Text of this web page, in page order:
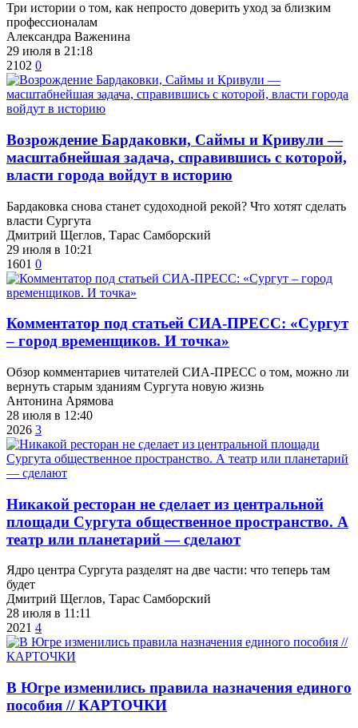
Три истории о том, как непросто доверить уход за близким
профессионалам
Александра Важенина
29 июля в 21:18
2102 0
Возрождение Бардаковки, Саймы и Кривули —
масштабнейшая задача, справившись с которой,
власти города войдут в историю
​Бардаковка снова станет судоходной рекой? Что хотят сделать
власти Сургута
Дмитрий Щеглов, Тарас Самборский
29 июля в 10:21
1601 0
​Комментатор под статьей СИА-ПРЕСС: «Сургут
– город временщиков. И точка»
Обзор комментариев читателей СИА-ПРЕСС о том, можно ли
вернуть старым зданиям Сургута новую жизнь
Антонина Арямова
28 июля в 12:40
2026 3
​Никакой ресторан не сделает из центральной
площади Сургута общественное пространство. А
театр или планетарий — сделают
Ядро центра Сургута разделят на две части: что теперь там
будет
Дмитрий Щеглов, Тарас Самборский
28 июля в 11:11
2021 4
​В Югре изменились правила назначения единого
пособия // КАРТОЧКИ